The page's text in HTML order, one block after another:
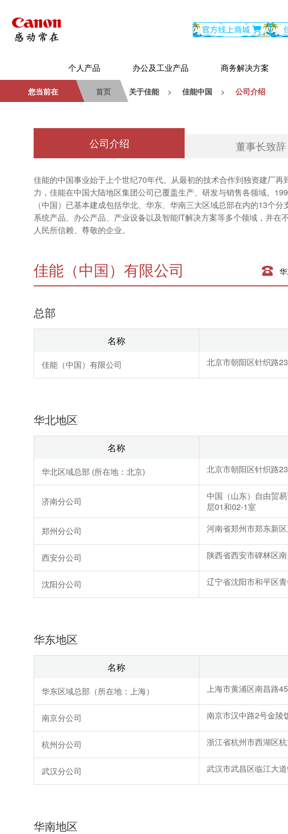
个人产品 办公及工业产品 商务解决方案
您当前在 首页 关于佳能 > 佳能中国 > 公司介绍
公司介绍 董事长致辞
佳能的中国事业始于上个世纪70年代。从最初的技术合作到独资建厂
力，佳能在中国大陆地区集团公司已覆盖生产、研发与销售各领域。
（中国）已基本建成包括华北、华东、华南三大区域总部在内的13个
系统产品、办公产品、产业设备以及智能IT解决方案等多个领域，并
人民所信赖、尊敬的企业。
佳能（中国）有限公司
总部
名称
佳能（中国）有限公司 北京市朝阳区针织路
华北地区
名称
华北区域总部 (所在地：北京) 北京市朝阳区针织路
济南分公司
中国（山东）自由贸
层01和02-1室
郑州分公司 河南省郑州市郑东新
西安分公司 陕西省西安市碑林区
沈阳分公司 辽宁省沈阳市和平区
华东地区
名称
华东区域总部（所在地：上海） 上海市黄浦区南昌路
南京分公司 南京市汉中路2号金陵
杭州分公司 浙江省杭州市西湖区
武汉分公司 武汉市武昌区临江大
华南地区